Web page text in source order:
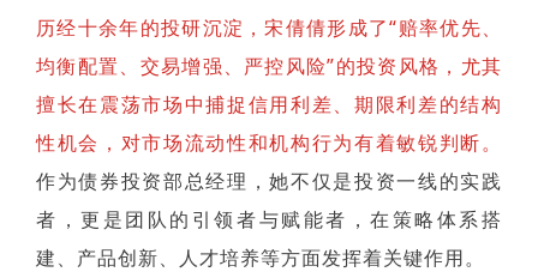
历经十余年的投研沉淀，宋倩倩形成了“赔率优先、
均衡配置、交易增强、严控风险”的投资风格，尤其
擅长在震荡市场中捕捉信用利差、期限利差的结构
性机会，对市场流动性和机构行为有着敏锐判断。
作为债券投资部总经理，她不仅是投资一线的实践
者，更是团队的引领者与赋能者，在策略体系搭
建、产品创新、人才培养等方面发挥着关键作用。